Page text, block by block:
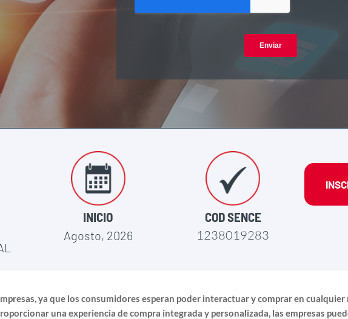
INICIO
Agosto, 2026
COD SENCE
1238019283
ya que los consumidores esperan poder interactuar y comprar en
una experiencia de compra integrada y personalizada, las empresas